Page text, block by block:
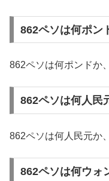
862ペソは何ポン
862ペソは何ポンドか
862ペソは何人民
862ペソは何人民元か
862ペソは何ウォ